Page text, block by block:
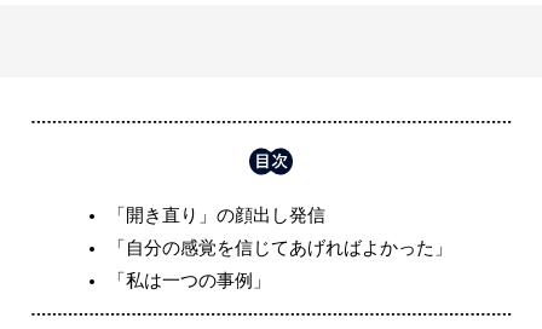
「開き直り」の顔出し発信
「自分の感覚を信じてあげればよかった」
「私は一つの事例」